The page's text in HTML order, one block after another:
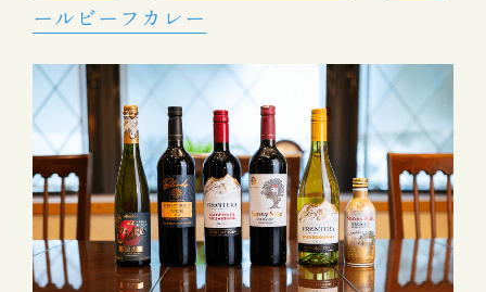
ールビーフカレー